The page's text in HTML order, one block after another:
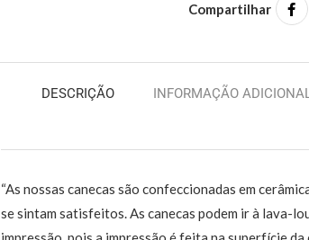
Compartilhar
DESCRIÇÃO INFORMAÇÃO
“As nossas canecas são confeccionadas em
se sintam satisfeitos. As canecas podem ir à lava-